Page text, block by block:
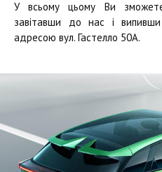
У всьому цьому Ви зможете
завітавши до нас і
адресою вул. Гастелло 50А.